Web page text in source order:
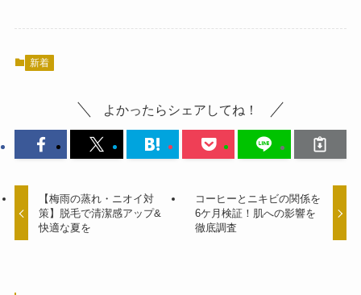
新着
よかったらシェアしてね！
【梅雨の蒸れ・ニオイ対
策】脱毛で清潔感アップ&
快適な夏を
コーヒーとニキビの関係を
6ケ月検証！肌への影響を
徹底調査